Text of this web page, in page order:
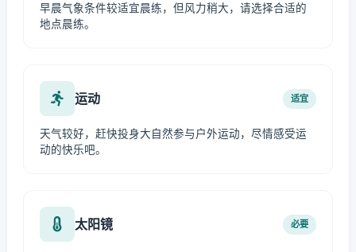
早晨气象条件较适宜晨练，但风力稍大，请选择合适的
地点晨练。
运动 适宜
天气较好，赶快投身大自然参与户外运动，尽情感受运
动的快乐吧。
太阳镜 必要